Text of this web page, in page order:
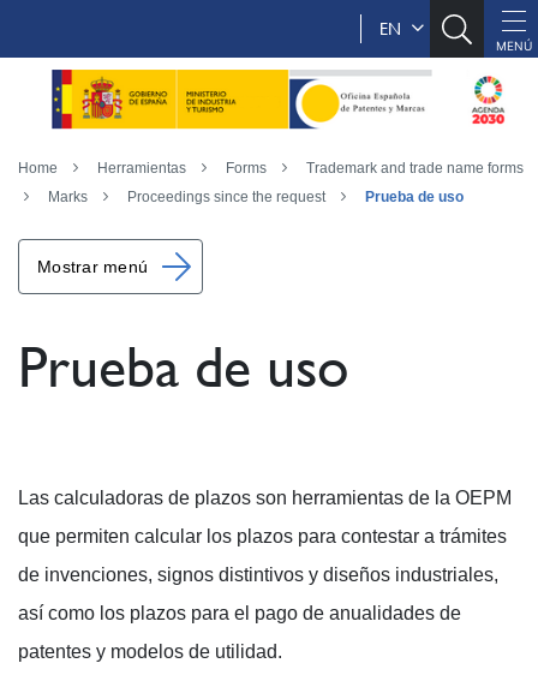
EN
Home Herramientas Forms
Trademark and trade name forms
Marks
Proceedings since the request Prueba de uso
Mostrar menú
Prueba de uso
Las calculadoras de plazos son herramientas de la OEPM
que permiten calcular los plazos para contestar a trámites
de invenciones, signos distintivos y diseños industriales,
así como los plazos para el pago de anualidades de
patentes y modelos de utilidad.